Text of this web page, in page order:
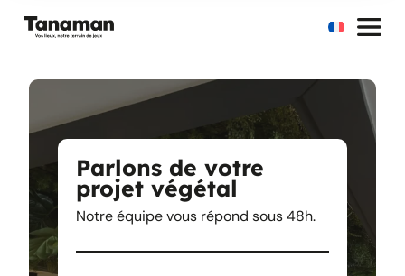
Parlons de votre
projet végétal
Notre équipe vous répond sous 48h.